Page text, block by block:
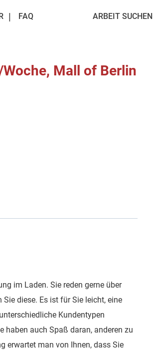
FAQ ARBEIT SUCHEN
Mall of Berlin
im Laden. Sie reden gerne über
diese. Es ist für Sie leicht, eine
Kundentypen
haben auch Spaß daran, anderen zu
erwartet man von Ihnen, dass Sie